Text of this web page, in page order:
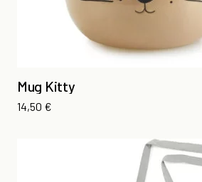
Mug Kitty
Prix
14,50 €